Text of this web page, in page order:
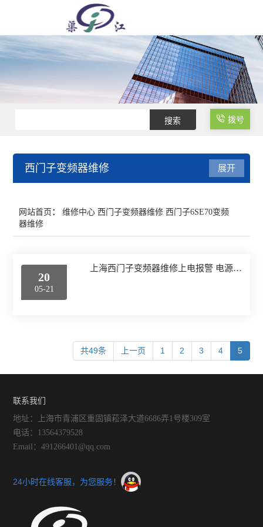
拨号
西门子变频器维修 展开
网站首页 ： 维修中心 西门子变频器维修 西门子6SE70变频
器维修
20
05-21
上海西门子变频器维修上电报警 电源线接错
共49条 上一页 1 2 3 4 5
联系我们
地址：上海市青浦区重固镇菘泽大道6686弄1号楼309室
电话：13564379528
Email：491266401@qq.com
24小时在线客服，为您服务！